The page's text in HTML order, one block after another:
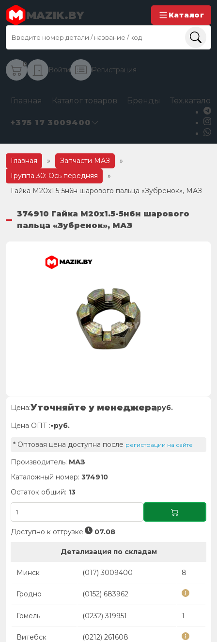
MAZIK.BY Каталог
0
Войти Регистрация
Главная Каталог товаров Бренды
+375 17 3009400
Главная » Запчасти МАЗ
»
Группа 30: Ось передняя
»
Гайка М20х1.5-5н6н шарового пальца «Зубренок», МАЗ
374910 Гайка М20х1.5-5н6н шарового
пальца «Зубренок», МАЗ
Цена:Уточняйте у менеджераруб.
Цена ОПТ :-руб.
* Оптовая цена доступна после регистрации на сайте
Производитель: МАЗ
Каталожный номер: 374910
Остаток общий: 13
Доступно к отгрузке: 07.08
Детализация по складам
Минск (017) 3009400 8
Гродно (0152) 683962
Гомель (0232) 319951 1
Витебск (0212) 261608